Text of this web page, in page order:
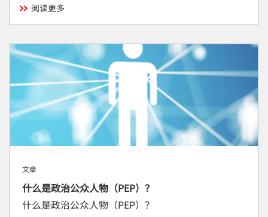
阅读更多
文章
什么是政治公众人物（PEP）？
什么是政治公众人物（PEP）？